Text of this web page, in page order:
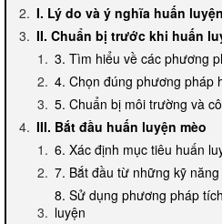
I. Lý do và ý nghĩa huấn
II. Chuẩn bị trước khi huấn
3. Tìm hiểu về các phương
4. Chọn đúng phương pháp
5. Chuẩn bị môi trường và
III. Bắt đầu huấn luyện mèo
6. Xác định mục tiêu huấn
7. Bắt đầu từ những kỹ
8. Sử dụng phương pháp
luyện